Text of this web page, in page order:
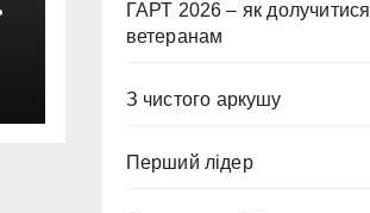
ГАРТ 2026 – як долучитися
ветеранам
З чистого аркушу
Перший лідер